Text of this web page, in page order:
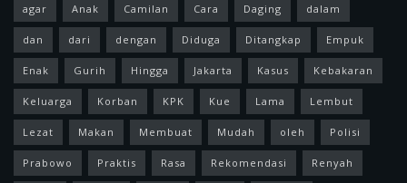
agar Anak Camilan Cara Daging dalam
dan dari dengan Diduga Ditangkap Empuk
Enak Gurih Hingga Jakarta Kasus Kebakaran
Keluarga Korban KPK Kue Lama Lembut
Lezat Makan Membuat Mudah oleh Polisi
Prabowo Praktis Rasa Rekomendasi Renyah